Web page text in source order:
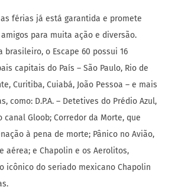
férias já está garantida e promete
para muita ação e diversão.
brasileiro, o Escape 60 possui 16
capitais do País – São Paulo, Rio de
Curitiba, Cuiabá, João Pessoa – e mais
como: D.P.A. – Detetives do Prédio Azul,
Gloob; Corredor da Morte, que
à pena de morte; Pânico no Avião,
aérea; e Chapolin e os Aerolitos,
icônico do seriado mexicano Chapolin